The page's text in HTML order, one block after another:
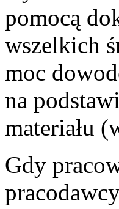
pomocą
wszelkich
moc
na
materiału
Gdy